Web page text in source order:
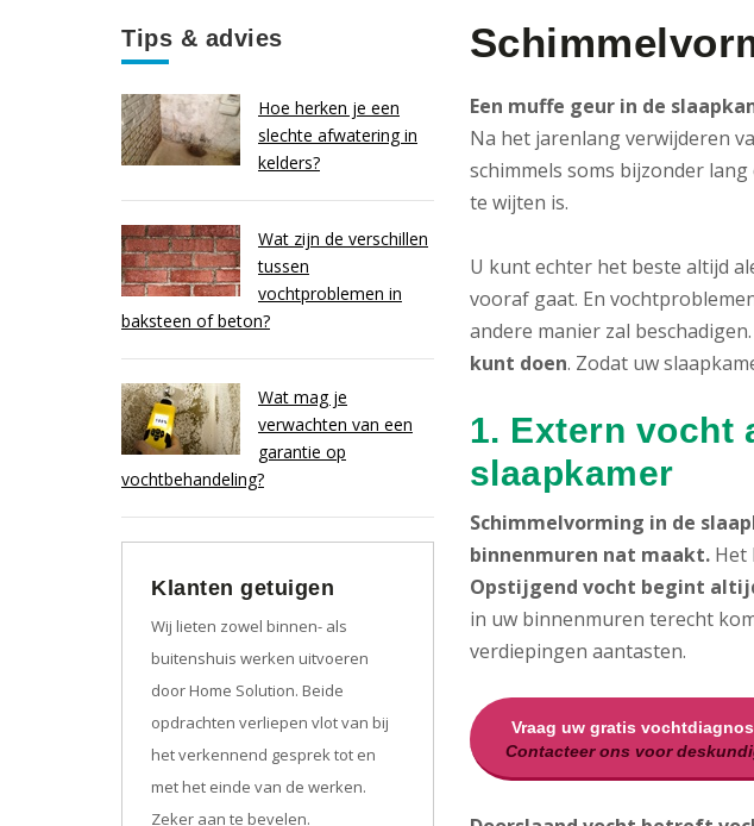
Tips & advies
Hoe herken je een
slechte afwatering in
kelders?
Wat zijn de verschillen
tussen
vochtproblemen in
baksteen of beton?
Wat mag je
verwachten van een
garantie op
vochtbehandeling?
Klanten getuigen
Wij lieten zowel binnen- als
buitenshuis werken uitvoeren
door Home Solution. Beide
opdrachten verliepen vlot van bij
het verkennend gesprek tot en
met het einde van de werken.
Zeker aan te bevelen.
Een muffe geur in de
Na het jarenlang verwijderen
schimmels soms bijzonder
te wijten is.
U kunt echter het beste altijd
vooraf gaat. En
andere manier zal beschadigen.
kunt doen. Zodat uw
1. Extern vocht
slaapkamer
Schimmelvorming in de
binnenmuren nat maakt.Het
Opstijgend vocht begint
in uw binnenmuren terecht
verdiepingen aantasten.
Vraag uw gratis
Contacteer ons voor